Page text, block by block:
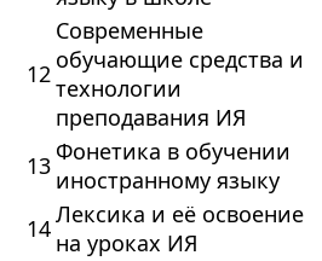
12
Современные
обучающие средства и
технологии
преподавания ИЯ
13 Фонетика в обучении
иностранному языку
14Лексика и её освоение
на уроках ИЯ